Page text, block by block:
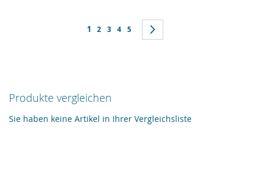
Sie lesen gerade Seite
1 Seite
2 Seite
3 Seite
4 Seite
5
Produkte vergleichen
Sie haben keine Artikel in Ihrer Vergleichsliste